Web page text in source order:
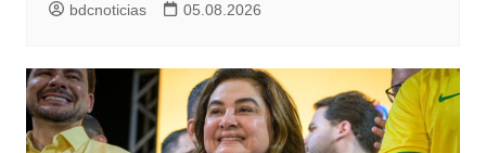
bdcnoticias 05.08.2026